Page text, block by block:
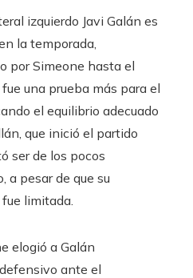
izquierdo Javi Galán es
la temporada,
por Simeone hasta el
una prueba más para el
el equilibrio adecuado
que inició el partido
ser de los pocos
a pesar de que su
limitada.
elogió a Galán
ante el